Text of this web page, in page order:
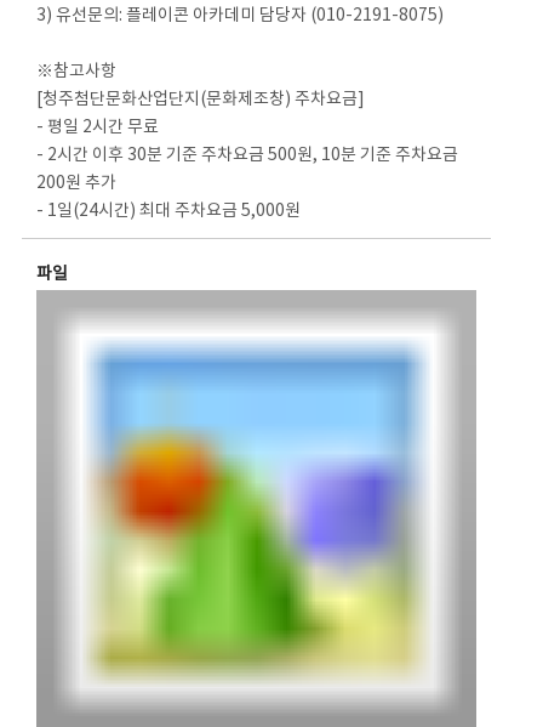
3) 유선문의: 플레이콘 아카데미 담당자 (010-2191-8075)
※참고사항
[청주첨단문화산업단지(문화제조창) 주차요금]
- 평일 2시간 무료
- 2시간 이후 30분 기준 주차요금 500원, 10분 기준 주차요금
200원 추가
- 1일(24시간) 최대 주차요금 5,000원
파일